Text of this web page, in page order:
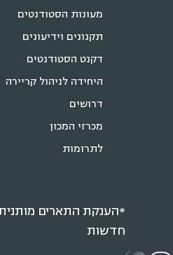
מעונות הסטודנטים
תקנונים וידיעונים
דקנט הסטודנטים
היחידה לניהול קריירה
דרושים
מכרזי המכון
לתרומות
*הענקת התארים
חדשות